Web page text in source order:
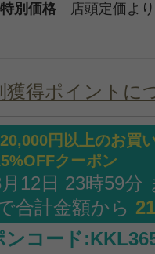
別価格 店頭定価よ
獲得ポイントに
円以上のお買
クーポン
12日 23時59分
合計金額から
ンコード